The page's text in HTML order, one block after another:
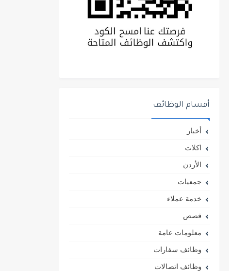
أقسام الوظائف
أخبار
اكلات
الأردن
جمعيات
خدمة عملاء
قصص
معلومات عامة
وظائف سفارات
وظائف اتصالات